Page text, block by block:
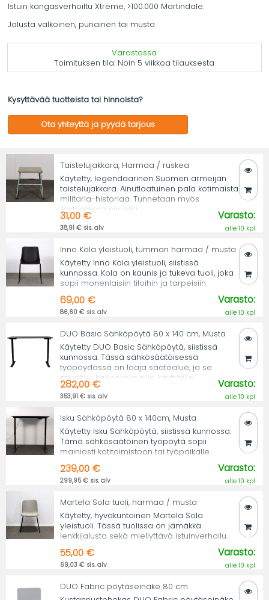
Istuin kangasverhoiltu Xtreme, >100.000 Martindale.
Jalusta valkoinen, punainen tai musta
Varastossa
Toimituksen tila: Noin 5 viikkoa tilauksesta
Kysyttävää tuotteista tai hinnoista?
Ota yhteyttä ja pyydä tarjous
Taistelujakkara, Harmaa / ruskea
Käytetty, legendaarinen Suomen armeijan
taistelujakkara. Ainutlaatuinen pala kotimaista
militaria-historiaa. Tunnetaan myös
Jäkkijakkara nimellä.
31,00 €
38,91 € sis. alv
Varasto:
alle 10 kpl
Inno Kola yleistuoli, tumman harmaa / musta
Käytetty Inno Kola yleistuoli, siistissä
kunnossa. Kola on kaunis ja tukeva tuoli, joka
sopii monenlaisiin tiloihin ja tarpeisiin.
69,00 €
86,60 € sis. alv
Varasto:
alle 10 kpl
DUO Basic Sähköpöytä 80 x 140 cm, Musta
Käytetty DUO Basic Sähköpöytä, siistissä
kunnossa. Tässä sähkösäätöisessä
työpöydässä on laaja säätöalue, ja se
soveltuu kaikenkokoisille käyttäjille.
282,00 €
353,91 € sis. alv
Varasto:
alle 10 kpl
Isku Sähköpöytä 80 x 140cm, Musta
Käytetty Isku Sähköpöytä, siistissä kunnossa.
Tämä sähkösäätöinen työpöytä sopii
mainiosti kotitoimistoon tai työpaikalle.
239,00 €
299,95 € sis. alv
Varasto:
alle 10 kpl
Martela Sola tuoli, harmaa / musta
Käytetty, hyväkuntoinen Martela Sola
yleistuoli. Tässä tuolissa on jämäkkä
lenkkijalusta sekä miellyttävä istuinverhoilu.
55,00 €
69,03 € sis. alv
Varasto:
alle 10 kpl
DUO Fabric pöytäseinäke 80 cm